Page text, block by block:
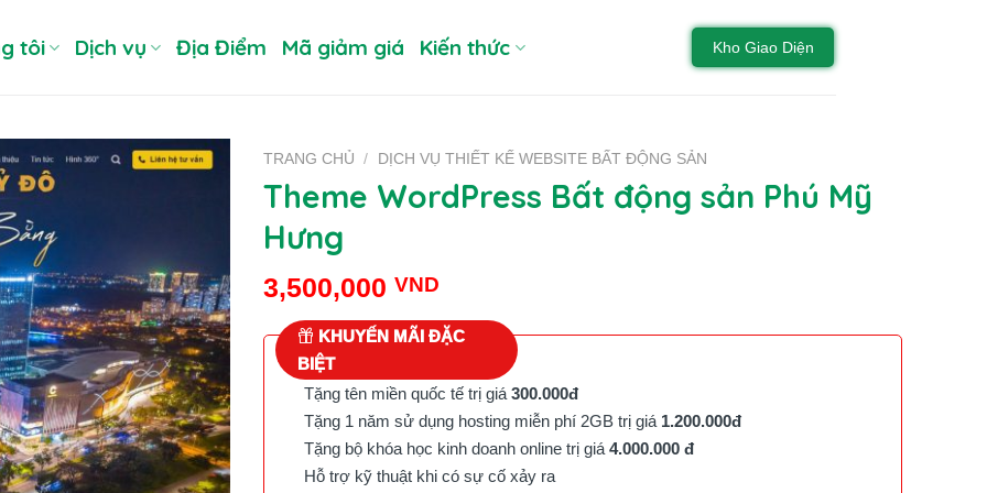
tôi Dịch vụ Địa Điểm Mã giảm giá Kiến thức Kho Giao Diện
TRANG CHỦ / DỊCH VỤ THIẾT KẾ WEBSITE BẤT ĐỘNG SẢN
Theme WordPress Bất động sản Phú Mỹ
Hưng
3,500,000 VND
KHUYẾN MÃI ĐẶC
BIỆT
Tặng tên miền quốc tế trị giá 300.000đ
Tặng 1 năm sử dụng hosting miễn phí 2GB trị giá 1.200.000đ
Tặng bộ khóa học kinh doanh online trị giá 4.000.000 đ
Hỗ trợ kỹ thuật khi có sự cố xảy ra